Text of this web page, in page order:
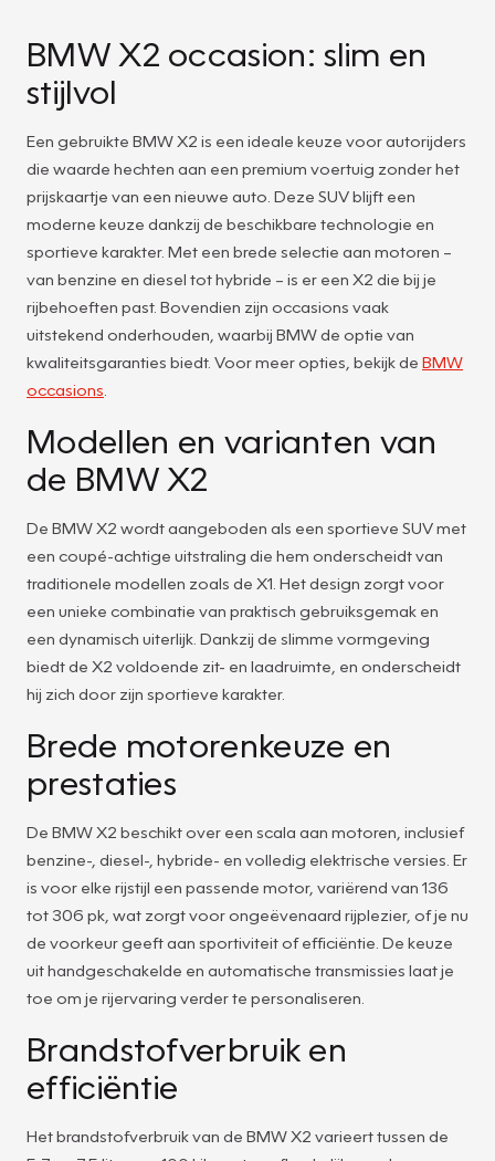
BMW X2 occasion: slim en
stijlvol
Een gebruikte BMW X2 is een ideale keuze voor autorijders
die waarde hechten aan een premium voertuig zonder het
prijskaartje van een nieuwe auto. Deze SUV blijft een
moderne keuze dankzij de beschikbare technologie en
sportieve karakter. Met een brede selectie aan motoren –
van benzine en diesel tot hybride – is er een X2 die bij je
rijbehoeften past. Bovendien zijn occasions vaak
uitstekend onderhouden, waarbij BMW de optie van
kwaliteitsgaranties biedt. Voor meer opties, bekijk de BMW
occasions
Modellen en varianten van
de BMW X2
De BMW X2 wordt aangeboden als een sportieve SUV met
een coupé-achtige uitstraling die hem onderscheidt van
traditionele modellen zoals de X1. Het design zorgt voor
een unieke combinatie van praktisch gebruiksgemak en
een dynamisch uiterlijk. Dankzij de slimme vormgeving
biedt de X2 voldoende zit- en laadruimte, en onderscheidt
hij zich door zijn sportieve karakter.
Brede motorenkeuze en
prestaties
De BMW X2 beschikt over een scala aan motoren, inclusief
benzine-, diesel-, hybride- en volledig elektrische versies. Er
is voor elke rijstijl een passende motor, variërend van 136
tot 306 pk, wat zorgt voor ongeëvenaard rijplezier, of je nu
de voorkeur geeft aan sportiviteit of efficiëntie. De keuze
uit handgeschakelde en automatische transmissies laat je
toe om je rijervaring verder te personaliseren.
Brandstofverbruik en
efficiëntie
Het brandstofverbruik van de BMW X2 varieert tussen de